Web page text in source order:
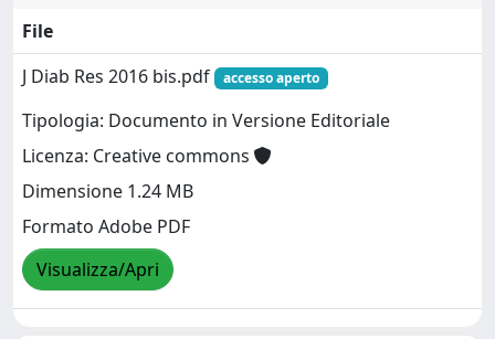
File
J Diab Res 2016 bis.pdf
accesso aperto
Tipologia: Documento in Versione Editoriale
Licenza: Creative commons
Dimensione 1.24 MB
Formato Adobe PDF
Visualizza/Apri